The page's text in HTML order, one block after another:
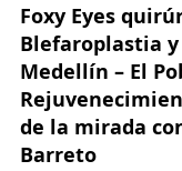
Foxy Eyes
Blefaroplastia
Medellín – El
de la mirada
Barreto